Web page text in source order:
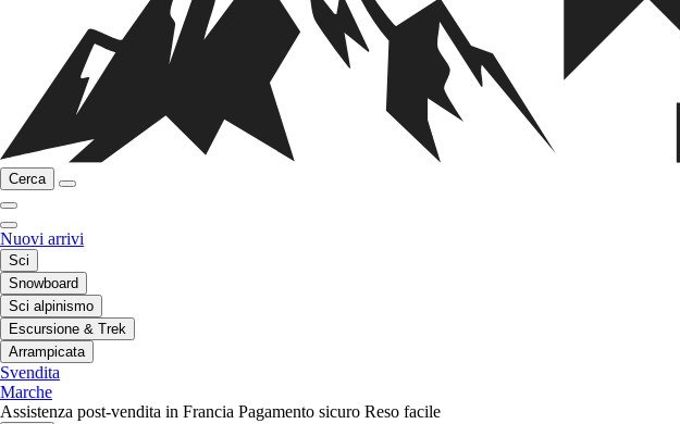
Cerca
Nuovi arrivi
Sci
Snowboard
Sci alpinismo
Escursione & Trek
Arrampicata
Svendita
Marche
Assistenza post-vendita in Francia Pagamento sicuro Reso facile